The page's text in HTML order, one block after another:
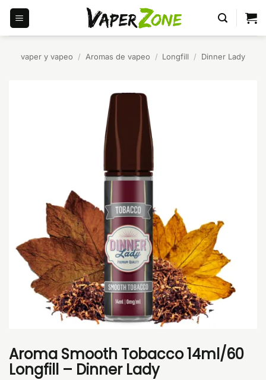
Saltar
contenido
vaper y vapeo / Aromas de vapeo / Longfill / Dinner Lady
Aroma Smooth Tobacco 14ml/60
Longfill – Dinner Lady